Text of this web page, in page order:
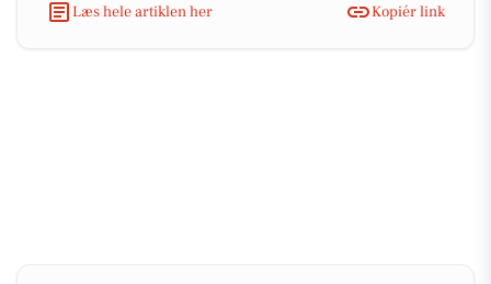
Læs hele artiklen her
Kopiér link